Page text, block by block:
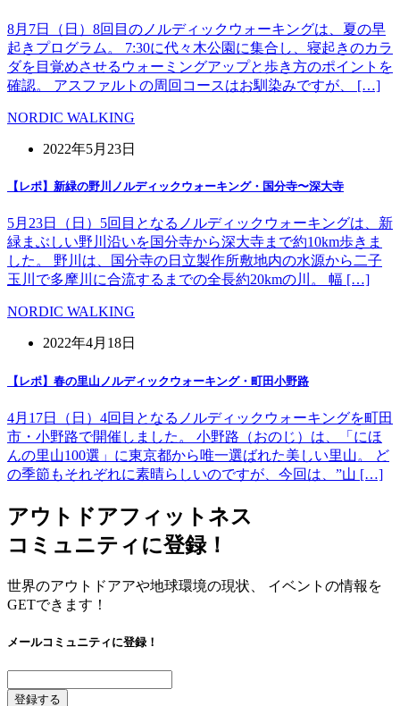
8月7日（日）8回目のノルディックウォーキングは、夏の早
起きプログラム。 7:30に代々木公園に集合し、寝起きのカラ
ダを目覚めさせるウォーミングアップと歩き方のポイントを
確認。 アスファルトの周回コースはお馴染みですが、 […]
NORDIC WALKING
2022年5月23日
【レポ】新緑の野川ノルディックウォーキング・国分寺〜深大寺
5月23日（日）5回目となるノルディックウォーキングは、新
緑まぶしい野川沿いを国分寺から深大寺まで約10km歩きま
した。 野川は、国分寺の日立製作所敷地内の水源から二子
玉川で多摩川に合流するまでの全長約20kmの川。 幅 […]
NORDIC WALKING
2022年4月18日
【レポ】春の里山ノルディックウォーキング・町田小野路
4月17日（日）4回目となるノルディックウォーキングを町田
市・小野路で開催しました。 小野路（おのじ）は、「にほ
んの里山100選」に東京都から唯一選ばれた美しい里山。 ど
の季節もそれぞれに素晴らしいのですが、今回は、”山 […]
アウトドアフィットネス
コミュニティに登録！
世界のアウトドアアや地球環境の現状、 イベントの情報を
GETできます！
メールコミュニティに登録！